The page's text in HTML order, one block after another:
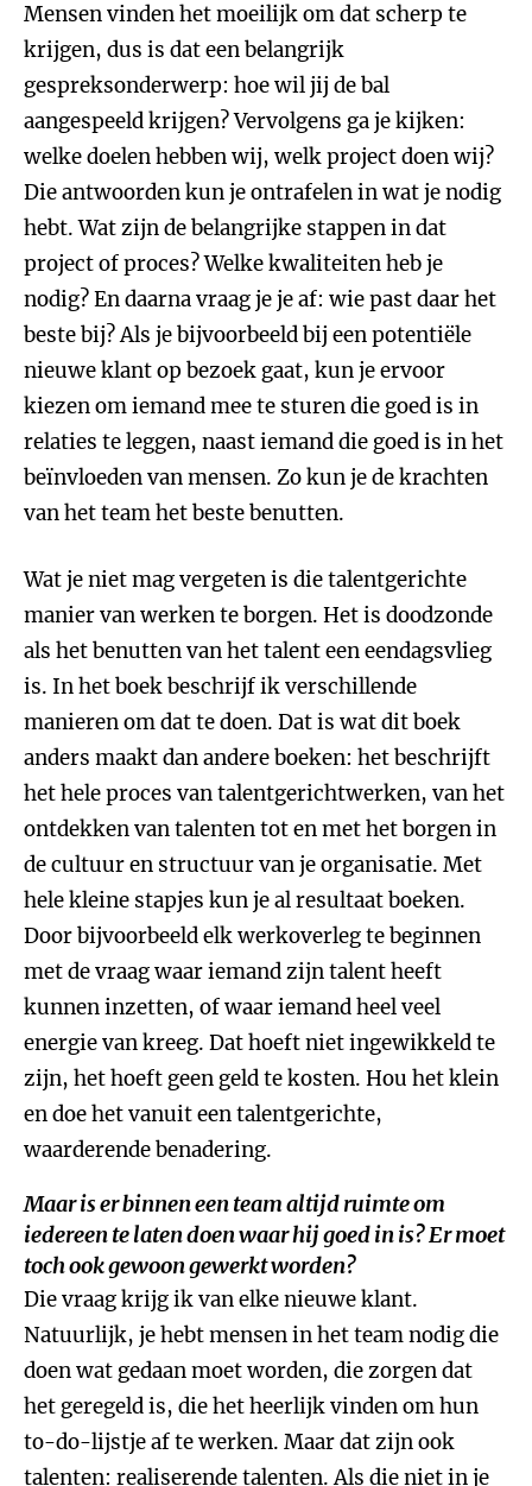
Mensen vinden het moeilijk om dat scherp te
krijgen, dus is dat een belangrijk
gespreksonderwerp: hoe wil jij de bal
aangespeeld krijgen? Vervolgens ga je kijken:
welke doelen hebben wij, welk project doen wij?
Die antwoorden kun je ontrafelen in wat je nodig
hebt. Wat zijn de belangrijke stappen in dat
project of proces? Welke kwaliteiten heb je
nodig? En daarna vraag je je af: wie past daar het
beste bij? Als je bijvoorbeeld bij een potentiële
nieuwe klant op bezoek gaat, kun je ervoor
kiezen om iemand mee te sturen die goed is in
relaties te leggen, naast iemand die goed is in het
beïnvloeden van mensen. Zo kun je de krachten
van het team het beste benutten.
Wat je niet mag vergeten is die talentgerichte
manier van werken te borgen. Het is doodzonde
als het benutten van het talent een eendagsvlieg
is. In het boek beschrijf ik verschillende
manieren om dat te doen. Dat is wat dit boek
anders maakt dan andere boeken: het beschrijft
het hele proces van talentgerichtwerken, van het
ontdekken van talenten tot en met het borgen in
de cultuur en structuur van je organisatie. Met
hele kleine stapjes kun je al resultaat boeken.
Door bijvoorbeeld elk werkoverleg te beginnen
met de vraag waar iemand zijn talent heeft
kunnen inzetten, of waar iemand heel veel
energie van kreeg. Dat hoeft niet ingewikkeld te
zijn, het hoeft geen geld te kosten. Hou het klein
en doe het vanuit een talentgerichte,
waarderende benadering.
Maar is er binnen een team altijd ruimte om
iedereen te laten doen waar hij goed in is? Er moet
toch ook gewoon gewerkt worden?
Die vraag krijg ik van elke nieuwe klant.
Natuurlijk, je hebt mensen in het team nodig die
doen wat gedaan moet worden, die zorgen dat
het geregeld is, die het heerlijk vinden om hun
to-do-lijstje af te werken. Maar dat zijn ook
talenten: realiserende talenten. Als die niet in je